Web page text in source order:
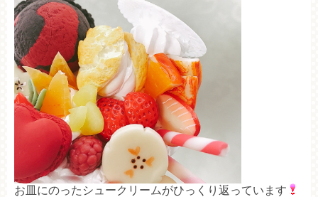
お皿にのったシュークリームがひっくり返っています